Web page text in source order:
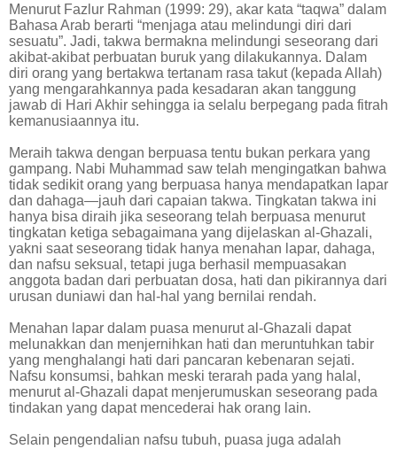
Menurut Fazlur Rahman (1999: 29), akar kata “taqwa” dalam
Bahasa Arab berarti “menjaga atau melindungi diri dari
sesuatu”. Jadi, takwa bermakna melindungi seseorang dari
akibat-akibat perbuatan buruk yang dilakukannya. Dalam
diri orang yang bertakwa tertanam rasa takut (kepada Allah)
yang mengarahkannya pada kesadaran akan tanggung
jawab di Hari Akhir sehingga ia selalu berpegang pada fitrah
kemanusiaannya itu.
Meraih takwa dengan berpuasa tentu bukan perkara yang
gampang. Nabi Muhammad saw telah mengingatkan bahwa
tidak sedikit orang yang berpuasa hanya mendapatkan lapar
dan dahaga—jauh dari capaian takwa. Tingkatan takwa ini
hanya bisa diraih jika seseorang telah berpuasa menurut
tingkatan ketiga sebagaimana yang dijelaskan al-Ghazali,
yakni saat seseorang tidak hanya menahan lapar, dahaga,
dan nafsu seksual, tetapi juga berhasil mempuasakan
anggota badan dari perbuatan dosa, hati dan pikirannya dari
urusan duniawi dan hal-hal yang bernilai rendah.
Menahan lapar dalam puasa menurut al-Ghazali dapat
melunakkan dan menjernihkan hati dan meruntuhkan tabir
yang menghalangi hati dari pancaran kebenaran sejati.
Nafsu konsumsi, bahkan meski terarah pada yang halal,
menurut al-Ghazali dapat menjerumuskan seseorang pada
tindakan yang dapat mencederai hak orang lain.
Selain pengendalian nafsu tubuh, puasa juga adalah